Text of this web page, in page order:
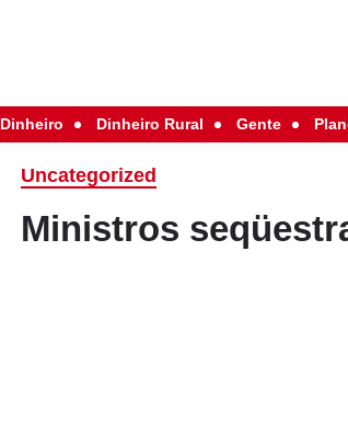
Dinheiro Dinheiro Rural Gente
Uncategorized
Ministros